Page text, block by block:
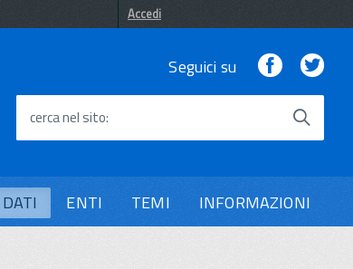
Accedi
Seguici su Facebook
cerca nel sito
DATI ENTI TEMI INFORMAZIONI